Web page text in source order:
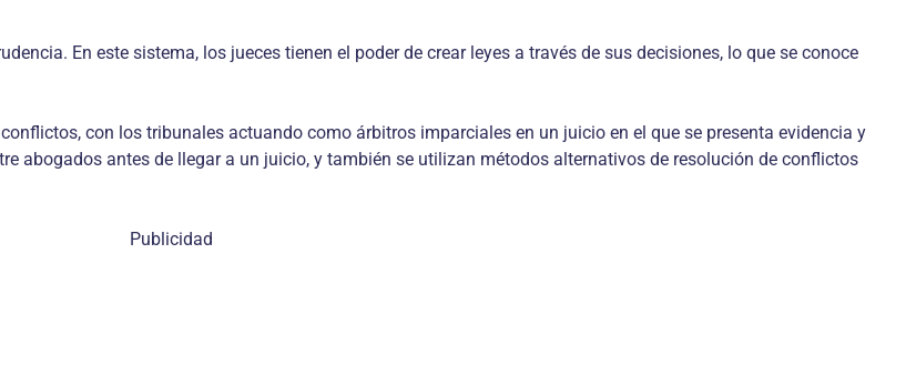
En este sistema, los jueces tienen el poder de crear leyes a través de sus decisiones, lo que se conoce
con los tribunales actuando como árbitros imparciales en un juicio en el que se presenta evidencia y
abogados antes de llegar a un juicio, y también se utilizan métodos alternativos de resolución de conflictos
Publicidad